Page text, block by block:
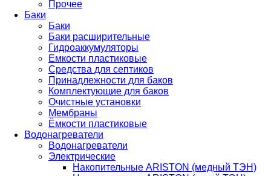
Прочее
Баки
Баки
Баки расширительные
Гидроаккумуляторы
Емкости пластиковые
Средства для септиков
Принадлежности для баков
Комплектующие для баков
Очистные установки
Мембраны
Ёмкости пластиковые
Водонагреватели
Водонагреватели
Электрические
Накопительные ARISTON (медный ТЭН)